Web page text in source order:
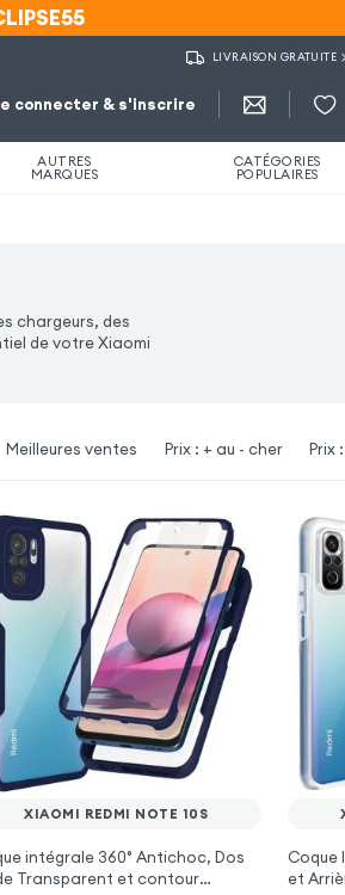
LIVRAISON GRATUITE
connecter & s'inscrire
AUTRES
MARQUES
CATÉGORIES
POPULAIRES
chargeurs, des
de votre Xiaomi
Meilleures ventes Prix : + au - cher Prix
XIAOMI REDMI NOTE 10S
intégrale 360° Antichoc, Dos
Transparent et contour
Coque
et